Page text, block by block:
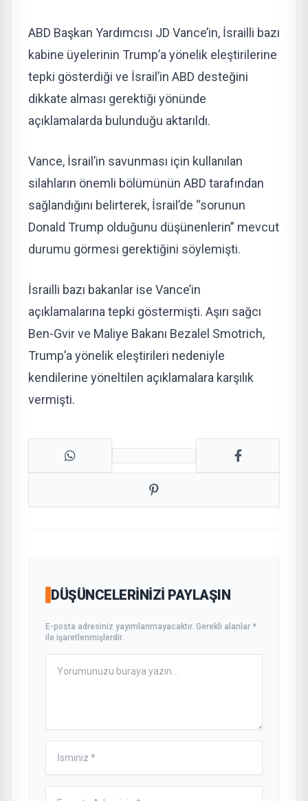
ABD Başkan Yardımcısı JD Vance’in, İsrailli bazı
kabine üyelerinin Trump’a yönelik eleştirilerine
tepki gösterdiği ve İsrail’in ABD desteğini
dikkate alması gerektiği yönünde
açıklamalarda bulunduğu aktarıldı.
Vance, İsrail’in savunması için kullanılan
silahların önemli bölümünün ABD tarafından
sağlandığını belirterek, İsrail’de “sorunun
Donald Trump olduğunu düşünenlerin” mevcut
durumu görmesi gerektiğini söylemişti.
İsrailli bazı bakanlar ise Vance’in
açıklamalarına tepki göstermişti. Aşırı sağcı
Ben-Gvir ve Maliye Bakanı Bezalel Smotrich,
Trump’a yönelik eleştirileri nedeniyle
kendilerine yöneltilen açıklamalara karşılık
vermişti.
DÜŞÜNCELERINIZI PAYLAŞIN
E-posta adresiniz yayımlanmayacaktır. Gerekli alanlar *
ile işaretlenmişlerdir.